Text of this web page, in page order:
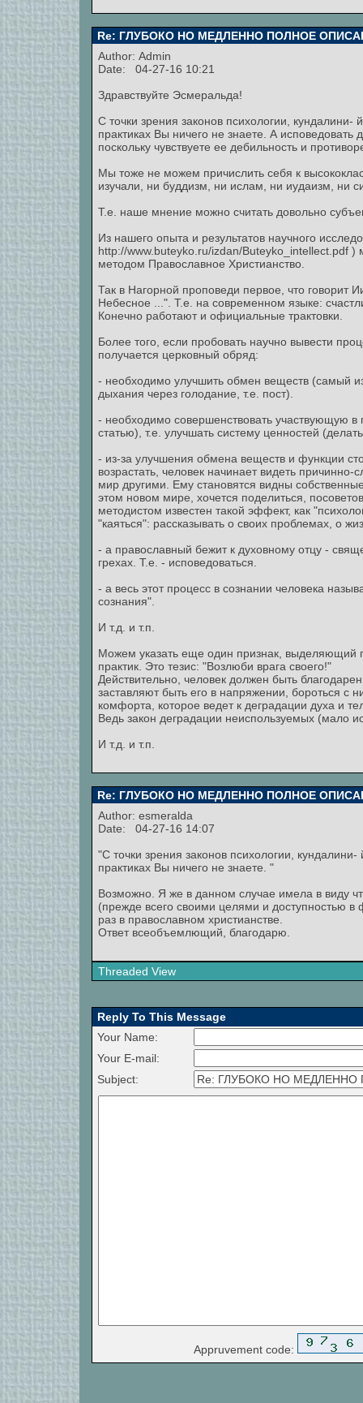
Re: ГЛУБОКО НО МЕДЛЕННО ПОЛНОЕ
Author: Admin
Date: 04-27-16 10:21
Здравствуйте Эсмеральда!
С точки зрения законов психологии, кундалини-
практиках Вы ничего не знаете. А
поскольку чувствуете ее дебильность и
Мы тоже не можем причислить себя к
изучали, ни буддизм, ни ислам, ни иудаизм, ни
Т.е. наше мнение можно считать довольно
Из нашего опыта и результатов научного
http://www.buteyko.ru/izdan/Buteyko_intellect.pdf )
методом Православное Христианство.
Так в Нагорной проповеди первое, что
Небесное ...". Т.е. на современном языке:
Конечно работают и официальные трактовки.
Более того, если пробовать научно вывести
получается церковный обряд:
- необходимо улучшить обмен веществ (самый
дыхания через голодание, т.е. пост).
- необходимо совершенствовать участвующую
статью), т.е. улучшать систему ценностей
- из-за улучшения обмена веществ и функции
возрастать, человек начинает видеть
мир другими. Ему становятся видны
этом новом мире, хочется поделиться,
методистом известен такой эффект, как
"каяться": рассказывать о своих проблемах, о
- а православный бежит к духовному отцу -
грехах. Т.е. - исповедоваться.
- а весь этот процесс в сознании человека
сознания".
И т.д. и т.п.
Можем указать еще один признак, выделяющий
практик. Это тезис: "Возлюби врага своего!"
Действительно, человек должен быть
заставляют быть его в напряжении, бороться с
комфорта, которое ведет к деградации духа и
Ведь закон деградации неиспользуемых (мало
И т.д. и т.п.
Re: ГЛУБОКО НО МЕДЛЕННО ПОЛНОЕ
Author: esmeralda
Date: 04-27-16 14:07
"С точки зрения законов психологии,
практиках Вы ничего не знаете. "
Возможно. Я же в данном случае имела в виду
(прежде всего своими целями и доступностью в
раз в православном христианстве.
Ответ всеобъемлющий, благодарю.
Threaded View
Reply To This Message
Your Name:
Your E-mail:
Subject:
Appruvement code: